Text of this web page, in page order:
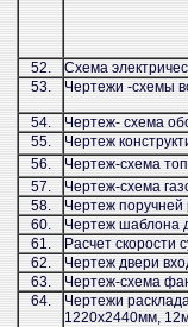
52.
Схема
53.
Чертежи -схемы
54.
Чертеж- схема
55.
Чертеж
56.
Чертеж-схема
57.
Чертеж-схема
58.
Чертеж
60.
Чертеж шаблона
61.
Расчет скорости
62.
Чертеж двери
63.
Чертеж-схема
64.
Чертежи
1220х2440мм,